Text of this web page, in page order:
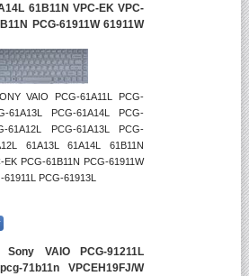
61B11N VPC-EK VPC-
PCG-61911W 61911W
VAIO PCG-61A11L PCG-
61A13L PCG-61A14L PCG-
61A12L PCG-61A13L PCG-
61A13L 61A14L 61B11N
EK PCG-61B11N PCG-61911W
61911L PCG-61913L
VAIO PCG-91211L
71b11n VPCEH19FJ/W